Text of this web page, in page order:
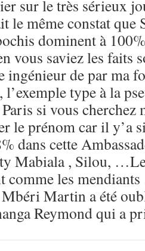
sur le très sérieux
le même constat que
dominent à
vous saviez les faits
ingénieur de par ma
l’exemple type à la
si vous
le prénom car il y’a
dans cette
Mabiala , Silou,
comme les
Martin a été
Reymond qui a